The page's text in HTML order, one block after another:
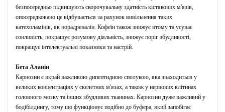
безпосередньо підвищують скорочувальну здатність кістякових м'язів,
опосередковано це відбувається за рахунок вивільнення таких
катехоламінів, як норадреналін. Кофеїн також знижує втому та усуває
сонливість, покращує розумову діяльність, знижує поріг збудливості,
покращує інтелектуальні показники та настрій.
Бета Аланін
Карнозин є вкрай важливою дипептидною сполукою, яка знаходиться у
великих концентраціях у скелетних м'язах, а також у нервових клітинах
головного мозку та інших збудливих тканинах. Карнозин дуже важливий у
бодібілдингу, тому що функціонує подібно до буфера, який запобігає